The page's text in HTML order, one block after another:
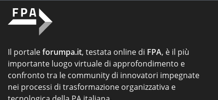
Il portaleforumpa.it, testata online di FPA, è il più
importante luogo virtuale di approfondimento e
confronto tra le community di innovatori impegnate
nei processi di trasformazione organizzativa e